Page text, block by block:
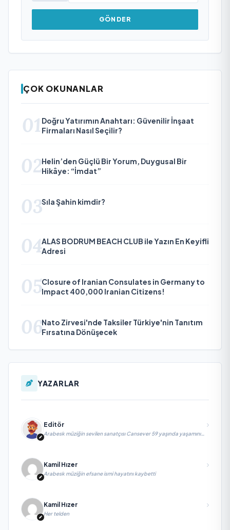
GÖNDER
ÇOK OKUNANLAR
01 Doğru Yatırımın Anahtarı: Güvenilir İnşaat
Firmaları Nasıl Seçilir?
02Helin’den Güçlü Bir Yorum, Duygusal Bir
Hikâye: “İmdat”
03Sıla Şahin kimdir?
04ALAS BODRUM BEACH CLUB ile Yazın En Keyifli
Adresi
05Closure of Iranian Consulates in Germany to
Impact 400,000 Iranian Citizens!
06Nato Zirvesi'nde Taksiler Türkiye'nin Tanıtım
Fırsatına Dönüşecek
YAZARLAR
Editör
Arabesk müziğin sevilen sanatçısı Cansever 59 yaşında yaşamını
Kamil Hızer
Arabesk müziğin efsane ismi hayatını kaybetti
Kamil Hızer
Her telden